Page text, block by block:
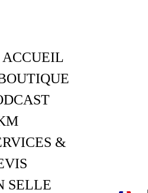
ACCUEIL
&
SELLE